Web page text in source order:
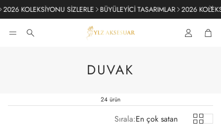
KOLEKSİYONU SİZLERLE BÜYÜLEYİCİ TASARIMLAR 2026
Ara
DUVAK
24 ürün
Sırala:En çok satan